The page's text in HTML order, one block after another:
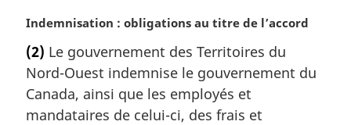
N
t
e
m
a
Indemnisation : obligations au titre de l’accord
(2) Le gouvernement des Territoires du
Nord-Ouest indemnise le gouvernement du
Canada, ainsi que les employés et
mandataires de celui-ci, des frais et